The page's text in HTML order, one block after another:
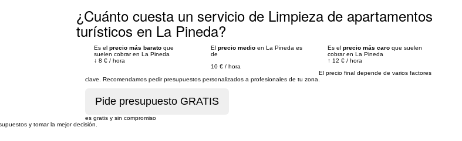
¿Cuánto cuesta un servicio de Limpieza de apartamentos
turísticos en La Pineda?
Es el precio más barato que
suelen cobrar en La Pineda
↓ 8 € / hora
El precio medio en La Pineda es
de
10 € / hora
Es el precio más caro que suelen
cobrar en La Pineda
↑ 12 € / hora
El precio final depende de varios factores
clave. Recomendamos pedir presupuestos personalizados a profesionales de tu zona.
es gratis y sin compromiso
y tomar la mejor decisión.